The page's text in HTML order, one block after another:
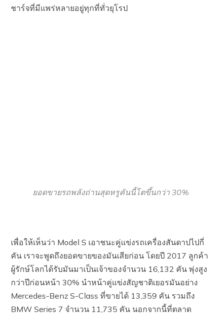
ชาร์จที่มีแพร่หลายอยู่ทุกที่ทั่วยุโรป
ยอดขายรถพลังถ่านสุดหรูคันนี้โตขึ้นกว่า 30%
เพื่อให้เห็นว่า Model S เอาชนะคู่แข่งรถเครื่องสันดาปไปกี่
คัน เราจะพูดถึงยอดขายของมันเสียก่อน โดยปี 2017 ลูกค้า
ผู้รักษ์โลกได้รับมันมาเป็นเจ้าของจำนวน 16,132 คัน พุ่งสูง
กว่าปีก่อนหน้า 30% นำหน้าคู่แข่งสัญชาติเยอรมันอย่าง
Mercedes-Benz S-Class ที่ขายได้ 13,359 คัน รวมถึง
BMW Series 7 จำนวน 11,735 คัน นอกจากนี้ที่ตลาด